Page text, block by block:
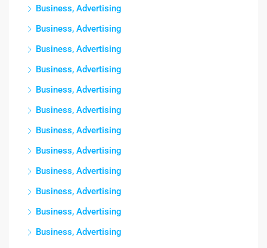
Business, Advertising
Business, Advertising
Business, Advertising
Business, Advertising
Business, Advertising
Business, Advertising
Business, Advertising
Business, Advertising
Business, Advertising
Business, Advertising
Business, Advertising
Business, Advertising